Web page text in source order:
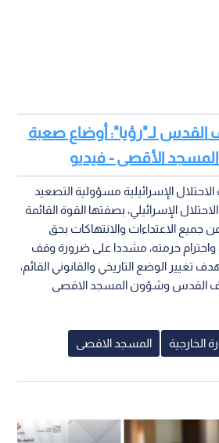
القدس لـ"رؤيا": أوضاع صعبة
الأقصى - فيديو
الإسرائيلية مسؤولية التصعيد
الإسرائيلي، بصفتها القوة القائمة
جميع الاعتداءات والانتهاكات بحق
واحترام حرمته، مشددا على ضرورة وقف
تغيير الوضع التاريخي والقانوني القائم،
القدس وشؤون المسجد الاقصى
الخارجية المسجد الاقصى